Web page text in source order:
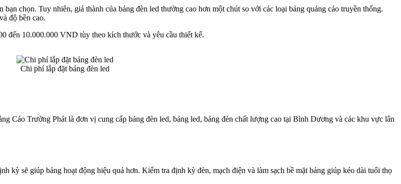
chọn. Tuy nhiên, giá thành của bảng đèn led thường cao hơn một chút so với các loại bảng quảng cáo truyền thống.
độ bền cao.
đến 10.000.000 VND tùy theo kích thước và yêu cầu thiết kế.
Chi phí lắp đặt bảng đèn led
Cáo Trường Phát là đơn vị cung cấp bảng đèn led, bảng led, bảng đèn chất lượng cao tại Bình Dương và các khu vực lân
kỳ sẽ giúp bảng hoạt động hiệu quả hơn. Kiểm tra định kỳ đèn, mạch điện và làm sạch bề mặt bảng giúp kéo dài tuổi thọ